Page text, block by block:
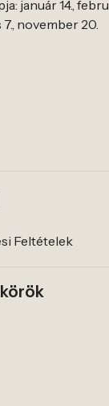
január 14.,
7., november 20.
Feltételek